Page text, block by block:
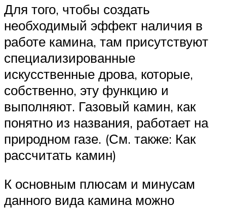
Для того, чтобы создать
необходимый эффект наличия в
работе камина, там присутствуют
специализированные
искусственные дрова, которые,
собственно, эту функцию и
выполняют. Газовый камин, как
понятно из названия, работает на
природном газе. (См. также: Как
рассчитать камин)
К основным плюсам и минусам
данного вида камина можно